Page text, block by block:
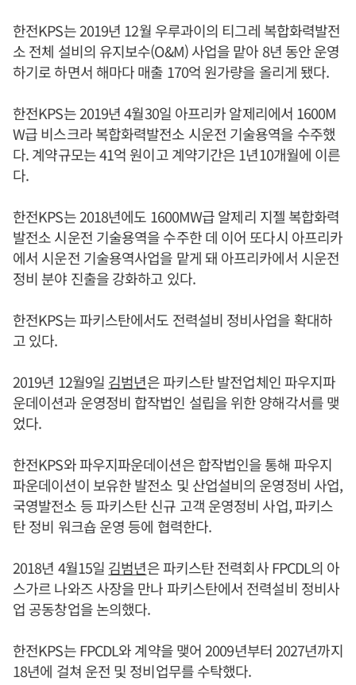
한전KPS는 2019년 12월 우루과이의 티그레 복합화력발전
소 전체 설비의 유지보수(O&M) 사업을 맡아 8년 동안 운영
하기로 하면서 해마다 매출 170억 원가량을 올리게 됐다.
한전KPS는 2019년 4월30일 아프리카 알제리에서 1600M
W급 비스크라 복합화력발전소 시운전 기술용역을 수주했
다. 계약규모는 41억 원이고 계약기간은 1년10개월에 이른
다.
한전KPS는 2018년에도 1600MW급 알제리 지젤 복합화력
발전소 시운전 기술용역을 수주한 데 이어 또다시 아프리카
에서 시운전 기술용역사업을 맡게 돼 아프리카에서 시운전
정비 분야 진출을 강화하고 있다.
한전KPS는 파키스탄에서도 전력설비 정비사업을 확대하
고 있다.
2019년 12월9일 김범년은 파키스탄 발전업체인 파우지파
운데이션과 운영정비 합작법인 설립을 위한 양해각서를 맺
었다.
한전KPS와 파우지파운데이션은 합작법인을 통해 파우지
파운데이션이 보유한 발전소 및 산업설비의 운영정비 사업,
국영발전소 등 파키스탄 신규 고객 운영정비 사업, 파키스
탄 정비 워크숍 운영 등에 협력한다.
2018년 4월15일 김범년은 파키스탄 전력회사 FPCDL의 아
스가르 나와즈 사장을 만나 파키스탄에서 전력설비 정비사
업 공동창업을 논의했다.
한전KPS는 FPCDL와 계약을 맺어 2009년부터 2027년까지
18년에 걸쳐 운전 및 정비업무를 수탁했다.